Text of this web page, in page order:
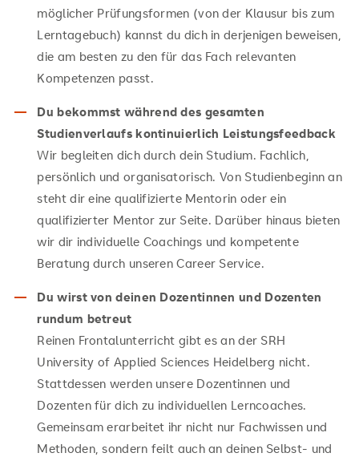
möglicher Prüfungsformen (von der Klausur bis zum
Lerntagebuch) kannst du dich in derjenigen beweisen,
die am besten zu den für das Fach relevanten
Kompetenzen passt.
Du bekommst während des gesamten
Studienverlaufs kontinuierlich Leistungsfeedback
Wir begleiten dich durch dein Studium. Fachlich,
persönlich und organisatorisch. Von Studienbeginn an
steht dir eine qualifizierte Mentorin oder ein
qualifizierter Mentor zur Seite. Darüber hinaus bieten
wir dir individuelle Coachings und kompetente
Beratung durch unseren Career Service.
Du wirst von deinen Dozentinnen und Dozenten
rundum betreut
Reinen Frontalunterricht gibt es an der SRH
University of Applied Sciences Heidelberg nicht.
Stattdessen werden unsere Dozentinnen und
Dozenten für dich zu individuellen Lerncoaches.
Gemeinsam erarbeitet ihr nicht nur Fachwissen und
Methoden, sondern feilt auch an deinen Selbst- und